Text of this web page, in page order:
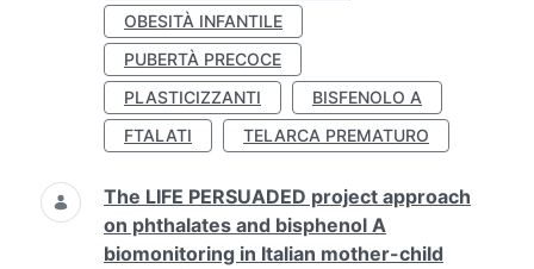
OBESITÀ INFANTILE
PUBERTÀ PRECOCE
PLASTICIZZANTI
BISFENOLO A
FTALATI
TELARCA PREMATURO
The LIFE PERSUADED project approach
on phthalates and bisphenol A
biomonitoring in Italian mother-child